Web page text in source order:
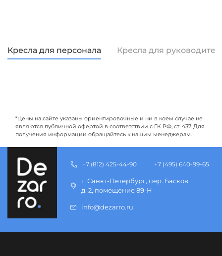
Кресла для персонала Кресла для
*Цены на сайте указаны ориентировочные и ни в коем случае не
являются публичной офертой в соответствии с ГК РФ, ст. 437. Для
получения информации обращайтесь к нашим менеджерам.
+7 (812) 425-44-90 +7 (495) 640-99-65
г. Санкт-Петербург, пер. Басков
д. 2, помещение 89-Н
info@dezarro.ru